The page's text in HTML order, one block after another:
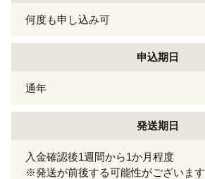
何度も申し込み可
申込期日
通年
発送期日
入金確認後1週間から1か月程度
※発送が前後する可能性がございます